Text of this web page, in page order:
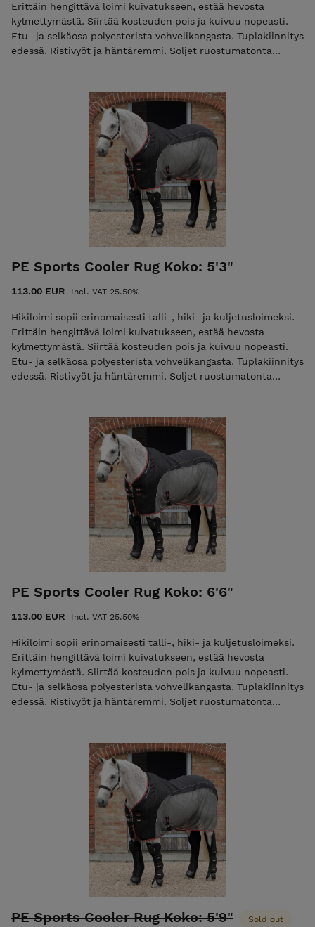
Erittäin hengittävä loimi kuivatukseen, estää hevosta
kylmettymästä. Siirtää kosteuden pois ja kuivuu nopeasti.
Etu- ja selkäosa polyesterista vohvelikangasta. Tuplakiinnitys
edessä. Ristivyöt ja häntäremmi. Soljet ruostumatonta
PE Sports Cooler Rug Koko: 5'3"
113.00 EUR Incl. VAT 25.50%
Hikiloimi sopii erinomaisesti talli-, hiki- ja kuljetusloimeksi.
Erittäin hengittävä loimi kuivatukseen, estää hevosta
kylmettymästä. Siirtää kosteuden pois ja kuivuu nopeasti.
Etu- ja selkäosa polyesterista vohvelikangasta. Tuplakiinnitys
edessä. Ristivyöt ja häntäremmi. Soljet ruostumatonta
PE Sports Cooler Rug Koko: 6'6"
113.00 EUR Incl. VAT 25.50%
Hikiloimi sopii erinomaisesti talli-, hiki- ja kuljetusloimeksi.
Erittäin hengittävä loimi kuivatukseen, estää hevosta
kylmettymästä. Siirtää kosteuden pois ja kuivuu nopeasti.
Etu- ja selkäosa polyesterista vohvelikangasta. Tuplakiinnitys
edessä. Ristivyöt ja häntäremmi. Soljet ruostumatonta
PE Sports Cooler Rug Koko: 5'9" Sold out